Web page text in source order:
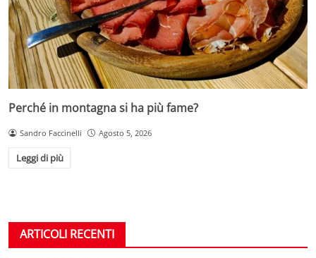
Perché in montagna si ha più fame?
Sandro Faccinelli Agosto 5, 2026
Leggi di più
ARTICOLI RECENTI